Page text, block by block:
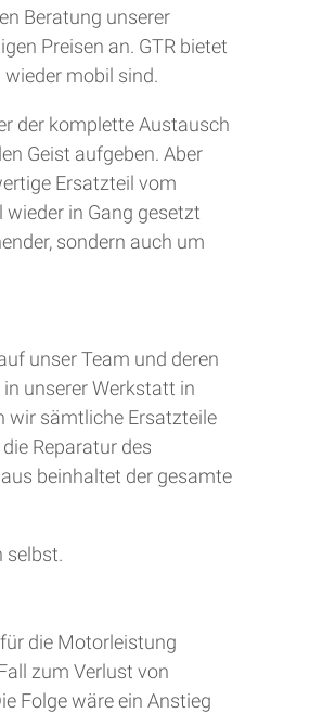
Beratung unserer
Preisen an. GTR bietet
mobil sind.
der komplette Austausch
Geist aufgeben. Aber
Ersatzteil vom
in Gang gesetzt
sondern auch um
unser Team und deren
unserer Werkstatt in
wir sämtliche Ersatzteile
Reparatur des
beinhaltet der gesamte
selbst.
die Motorleistung
zum Verlust von
Folge wäre ein Anstieg